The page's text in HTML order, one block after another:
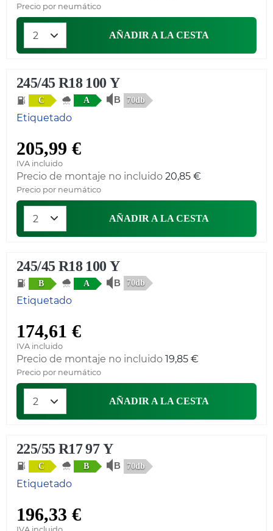
Precio por neumático
AÑADIR A LA CESTA
245/45 R18 100 Y
C A 70db
Etiquetado
205,99 €
IVA incluido
Precio de montaje no incluido 20,85 €
Precio por neumático
AÑADIR A LA CESTA
245/45 R18 100 Y
B A 70db
Etiquetado
174,61 €
IVA incluido
Precio de montaje no incluido 19,85 €
Precio por neumático
AÑADIR A LA CESTA
225/55 R17 97 Y
C B 70db
Etiquetado
196,33 €